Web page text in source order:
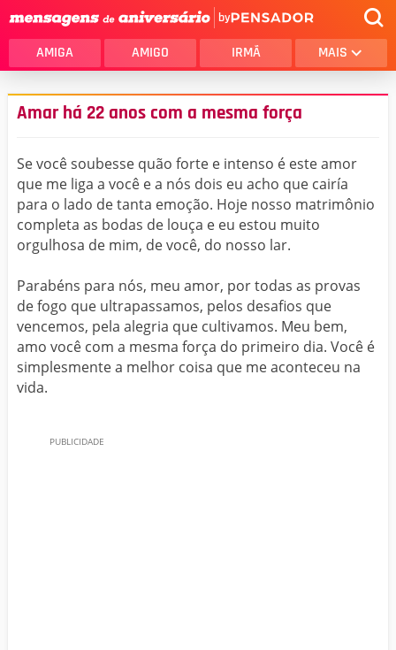
by
AMIGA AMIGO IRMÃ MAIS
Amar há 22 anos com a mesma força
Se você soubesse quão forte e intenso é este amor
que me liga a você e a nós dois eu acho que cairía
para o lado de tanta emoção. Hoje nosso matrimônio
completa as bodas de louça e eu estou muito
orgulhosa de mim, de você, do nosso lar.
Parabéns para nós, meu amor, por todas as provas
de fogo que ultrapassamos, pelos desafios que
vencemos, pela alegria que cultivamos. Meu bem,
amo você com a mesma força do primeiro dia. Você é
simplesmente a melhor coisa que me aconteceu na
vida.